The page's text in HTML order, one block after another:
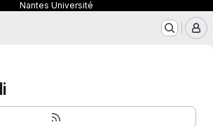
Nantes Université